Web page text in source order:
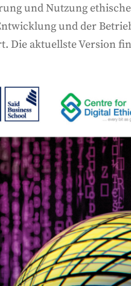
und Nutzung
und der
Die aktuellste Version